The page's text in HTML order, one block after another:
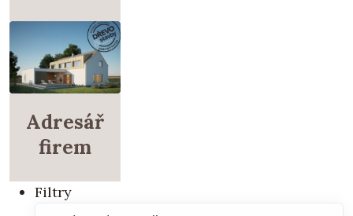
Adresář
firem
Filtry